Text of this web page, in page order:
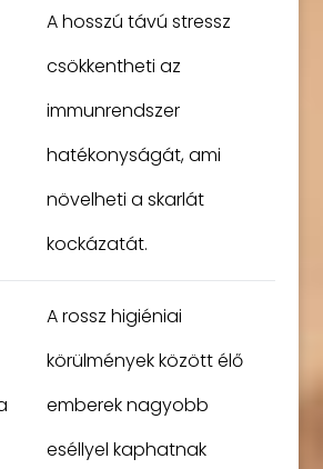
A hosszú távú stressz
csökkentheti az
immunrendszer
hatékonyságát, ami
növelheti a skarlát
kockázatát.
A rossz higiéniai
körülmények között élő
emberek nagyobb
eséllyel kaphatnak